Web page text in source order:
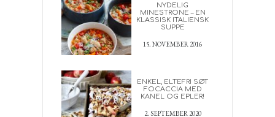
NYDELIG
MINESTRONE – EN
KLASSISK ITALIENSK
SUPPE
15. NOVEMBER 2016
ENKEL, ELTEFRI SØT
FOCACCIA MED
KANEL OG EPLER!
2. SEPTEMBER 2020